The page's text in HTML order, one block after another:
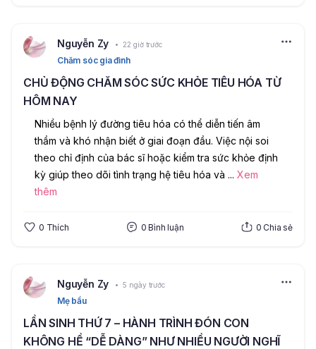
Nguyễn Zy 22 giờ trước
Chăm sóc gia đình
CHỦ ĐỘNG CHĂM SÓC SỨC KHỎE TIÊU HÓA TỪ
HÔM NAY
Nhiều bệnh lý đường tiêu hóa có thể diễn tiến âm
thầm và khó nhận biết ở giai đoạn đầu. Việc nội soi
theo chỉ định của bác sĩ hoặc kiểm tra sức khỏe định
kỳ giúp theo dõi tình trạng hệ tiêu hóa và ... Xem
thêm
0 Thích 0 Bình luận 0 Chia sẻ
Nguyễn Zy 5 ngày trước
Mẹ bầu
LẦN SINH THỨ 7 – HÀNH TRÌNH ĐÓN CON
KHÔNG HỀ “DỄ DÀNG” NHƯ NHIỀU NGƯỜI NGHĨ